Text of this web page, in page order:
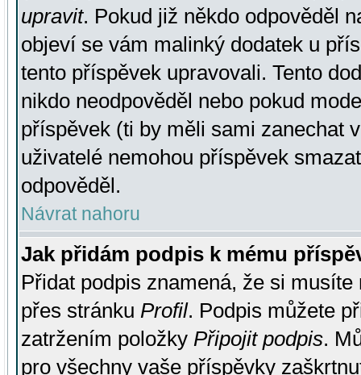
upravit. Pokud již někdo odpověděl
objeví se vám malinký dodatek u
tento příspěvek upravovali. Tento
nikdo neodpověděl nebo pokud
příspěvek (ti by měli sami zanechat
uživatelé nemohou příspěvek
odpověděl.
Návrat nahoru
Jak přidám podpis k mému
Přidat podpis znamená, že si
přes stránku Profil. Podpis můžete
zatržením položky Připojit podpis.
pro všechny vaše příspěvky